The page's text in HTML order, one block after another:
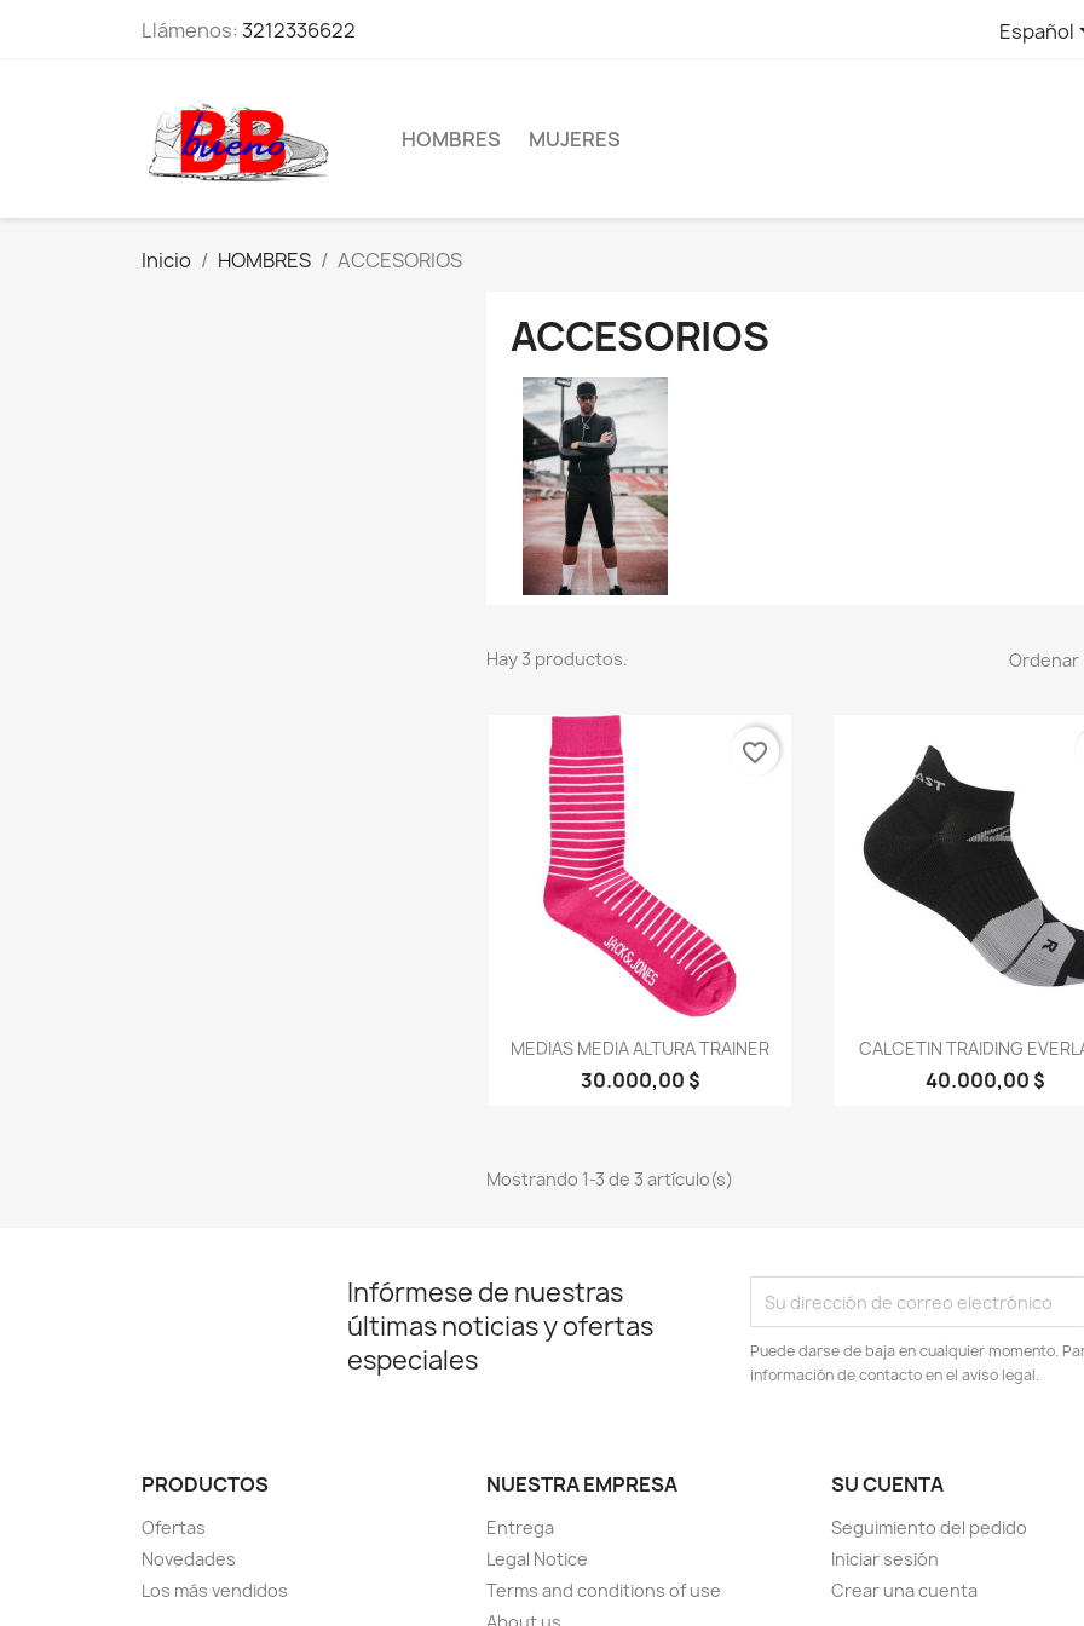
Llámenos:3212336622 Español
HOMBRES MUJERES
Inicio HOMBRES ACCESORIOS
ACCESORIOS
Hay 3 productos. Ordenar
Vista rápida
MEDIAS MEDIA ALTURA TRAINER
30.000,00 $
favorite_border
Vista rápida
CALCETIN TRAIDING
40.000,00 $
Mostrando 1-3 de 3 artículo(s)
Infórmese de nuestras
últimas noticias y ofertas
especiales
Puede darse de baja en cualquier momento.
información de contacto en el aviso legal.
PRODUCTOS
Ofertas
Novedades
Los más vendidos
NUESTRA EMPRESA
Entrega
Legal Notice
Terms and conditions of use
SU CUENTA
Seguimiento del pedido
Iniciar sesión
Crear una cuenta